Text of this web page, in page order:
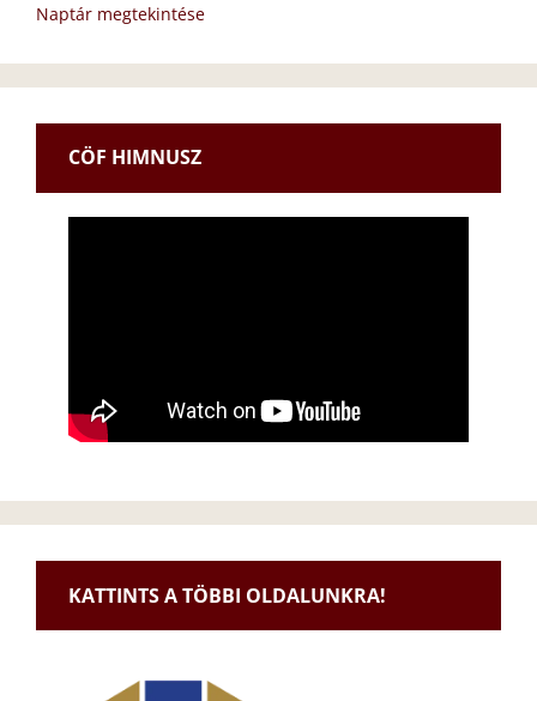
Naptár megtekintése
CÖF HIMNUSZ
KATTINTS A TÖBBI OLDALUNKRA!